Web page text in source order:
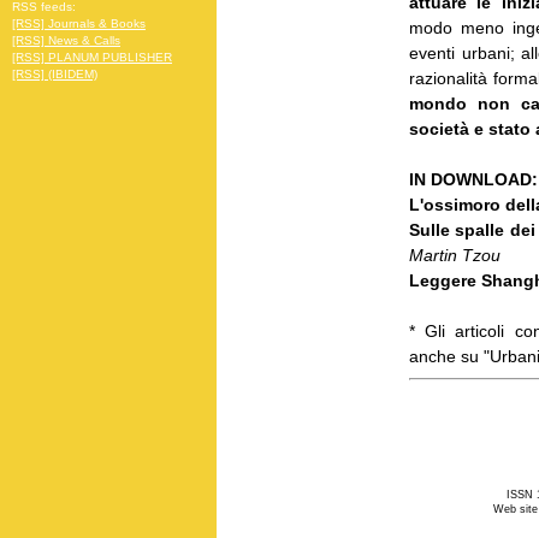
modo meno
eventi urbani;
razionalità
mondo non
società e stato
IN DOWNLOAD:
L'ossimoro
Sulle spalle
Martin Tzou
Leggere
* Gli articoli
anche su
RSS feeds:
[RSS] Journals & Books
[RSS] News & Calls
[RSS] PLANUM PUBLISHER
[RSS] (IBIDEM)
ISSN
Web